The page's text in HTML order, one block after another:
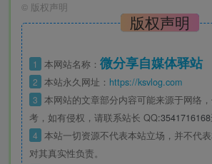
© 版权声明
版权声明
1 本网站名称： 微分享自媒体驿站
2 本站永久网址： https://ksvlog.com
3 本网站的文章部分内容可能来源于网络
考，如有侵权，请联系站长 QQ:3541716168
4 本站一切资源不代表本站立场，并不代
对其真实性负责。